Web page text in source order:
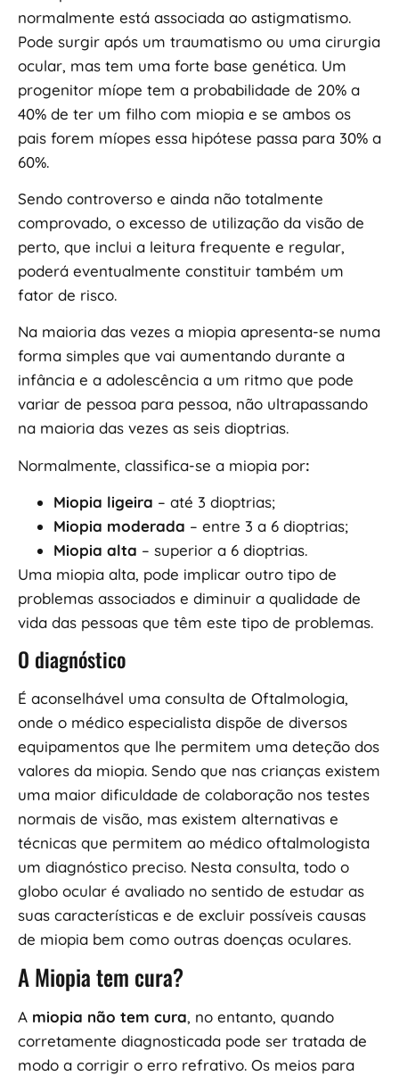
normalmente está associada ao astigmatismo.
Pode surgir após um traumatismo ou uma cirurgia
ocular, mas tem uma forte base genética. Um
progenitor míope tem a probabilidade de 20% a
40% de ter um filho com miopia e se ambos os
pais forem míopes essa hipótese passa para 30% a
60%.
Sendo controverso e ainda não totalmente
comprovado, o excesso de utilização da visão de
perto, que inclui a leitura frequente e regular,
poderá eventualmente constituir também um
fator de risco.
Na maioria das vezes a miopia apresenta-se numa
forma simples que vai aumentando durante a
infância e a adolescência a um ritmo que pode
variar de pessoa para pessoa, não ultrapassando
na maioria das vezes as seis dioptrias.
Normalmente, classifica-se a miopia por:
Miopia ligeira – até 3 dioptrias;
Miopia moderada – entre 3 a 6 dioptrias;
Miopia alta – superior a 6 dioptrias.
Uma miopia alta, pode implicar outro tipo de
problemas associados e diminuir a qualidade de
vida das pessoas que têm este tipo de problemas.
O diagnóstico
É aconselhável uma consulta de Oftalmologia,
onde o médico especialista dispõe de diversos
equipamentos que lhe permitem uma deteção dos
valores da miopia. Sendo que nas crianças existem
uma maior dificuldade de colaboração nos testes
normais de visão, mas existem alternativas e
técnicas que permitem ao médico oftalmologista
um diagnóstico preciso. Nesta consulta, todo o
globo ocular é avaliado no sentido de estudar as
suas características e de excluir possíveis causas
de miopia bem como outras doenças oculares.
A Miopia tem cura?
A miopia não tem cura, no entanto, quando
corretamente diagnosticada pode ser tratada de
modo a corrigir o erro refrativo. Os meios para